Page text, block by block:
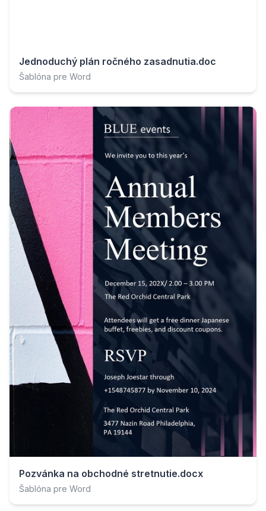
Jednoduchý plán ročného zasadnutia.doc
Šablóna pre Word
Pozvánka na obchodné stretnutie.docx
Šablóna pre Word